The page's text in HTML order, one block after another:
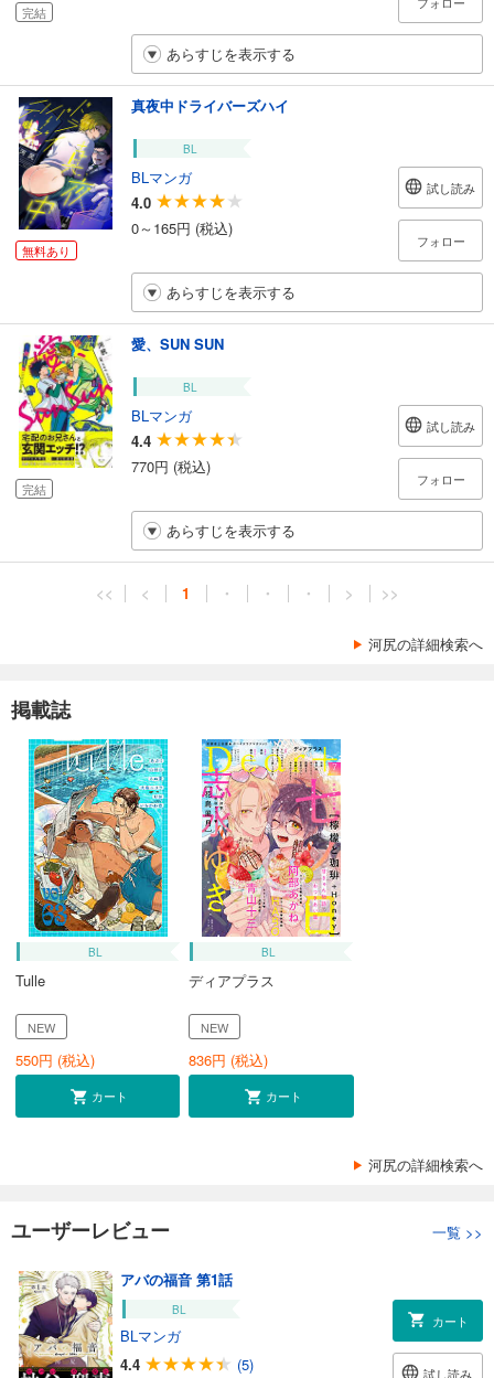
完結
あらすじを表示する
無料あり
真夜中ドライバーズハイ
BL
BLマンガ
4.0
0～165円 (税込)
試し読み
フォロー
あらすじを表示する
完結
愛、SUN SUN
BL
BLマンガ
4.4
770円 (税込)
試し読み
フォロー
あらすじを表示する
<< < 1 ・ ・ ・ > >>
河尻の詳細検索へ
掲載誌
BL
Tulle
NEW
550円 (税込)
カート
BL
ディアプラス
NEW
836円 (税込)
カート
河尻の詳細検索へ
ユーザーレビュー 一覧 >>
アバの福音 第1話
BL
BLマンガ
4.4
(5)
カート
試し読み